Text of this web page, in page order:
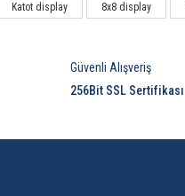
Katot display 8x8 display
Güvenli Alışveriş
256Bit SSL Sertifikası